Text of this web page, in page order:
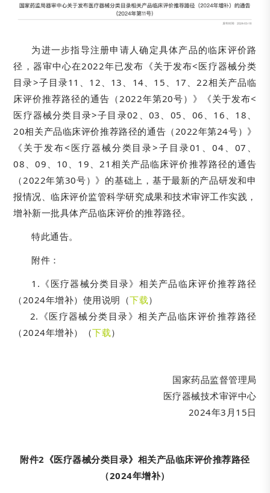
为进一步指导注册申请人确定具体产品的临床评价路
径，器审中心在2022年已发布《关于发布<医疗器械分类
目录>子目录11、12、13、14、15、17、22相关产品临
床评价推荐路径的通告（2022年第20号）》《关于发布<
医疗器械分类目录>子目录02、03、05、06、16、18、
20相关产品临床评价推荐路径的通告（2022年第24号）》
《关于发布<医疗器械分类目录>子目录01、04、07、
08、09、10、19、21相关产品临床评价推荐路径的通告
（2022年第30号）》的基础上，基于最新的产品研发和申
报情况、临床评价监管科学研究成果和技术审评工作实践，
增补新一批具体产品临床评价的推荐路径。
特此通告。
附件：
1.《医疗器械分类目录》相关产品临床评价推荐路径
（2024年增补）使用说明（下载）
2.《医疗器械分类目录》相关产品临床评价推荐路径
（2024年增补）（下载）
国家药品监督管理局
医疗器械技术审评中心
2024年3月15日
附件2《医疗器械分类目录》相关产品临床评价推荐路径
（2024年增补）‍